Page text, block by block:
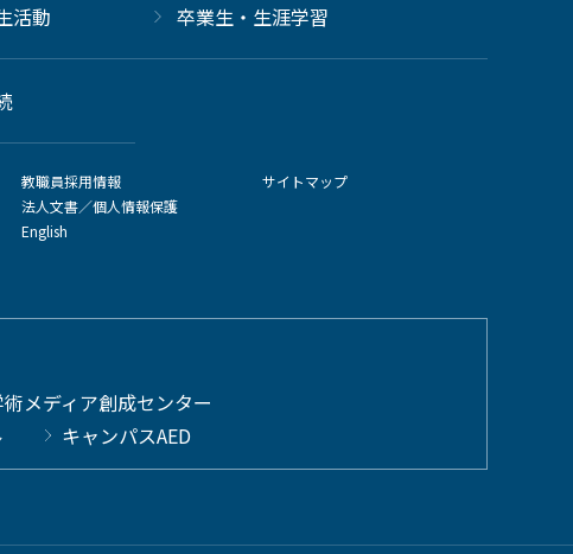
活動 卒業生・生涯学習
教職員採用情報
法人文書／個人情報保護
English
サイトマップ
メディア創成センター
キャンパスAED